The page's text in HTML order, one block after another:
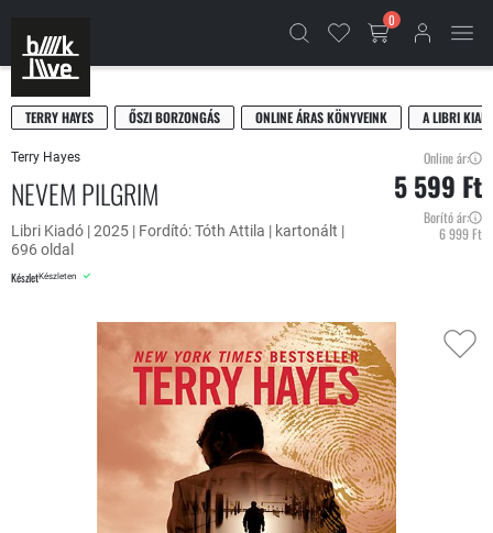
0
TERRY HAYES ŐSZI BORZONGÁS ONLINE ÁRAS KÖNYVEINK A LIBRI
Terry Hayes
NEVEM PILGRIM
Libri Kiadó | 2025 | Fordító: Tóth Attila | kartonált |
696 oldal
KészletKészleten
Online ár:
5 599 Ft
Borító ár:
6 999 Ft